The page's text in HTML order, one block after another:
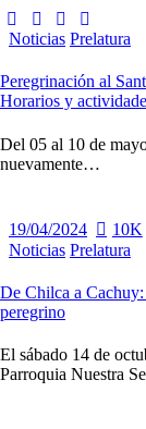
Noticias Prelatura
Peregrinación al
Horarios y
Del 05 al 10 de
nuevamente…
19/04/2024 10K
Noticias Prelatura
De Chilca a
peregrino
El sábado 14 de
Parroquia Nuestra